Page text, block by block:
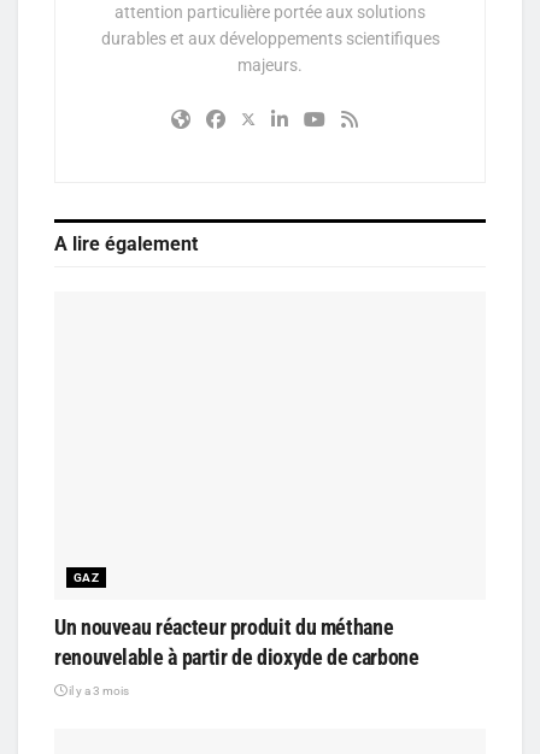
attention particulière portée aux solutions
durables et aux développements scientifiques
majeurs.
A lire également
GAZ
Un nouveau réacteur produit du méthane
renouvelable à partir de dioxyde de carbone
il y a 3 mois